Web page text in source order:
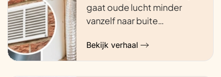
gaat oude lucht minder
vanzelf naar buite…
Bekijk verhaal